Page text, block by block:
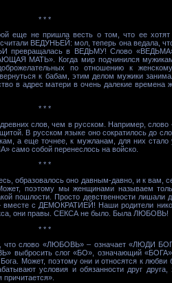
* * *
еще не пришла весть о том, что ее
ВЕДУНЬЕЙ: мол, теперь она ведала,
превращалась в ВЕДЬМУ! Слово
МАТЬ». Когда мир подчинился
по отношению к
к бабам, этим делом мужики
в адрес матери в очень далекие времена
* * *
слов, чем в русском. Например,
В русском языке оно сократилось до
а еще точнее, к мужланам, для них стало
само собой перенеслось на войско.
* * *
образовалось оно давным-давно, и к вам,
поэтому мы женщинами называем
пошлости. Просто девственности
с ДЕМОКРАТИЕЙ! Наши родители
они правы. СЕКСА не было. Была ЛЮБОВЬ!
* * *
что слово «ЛЮБОВЬ» – означает
слог «БО», означающий
Может, поэтому они и относятся к
условия и обязанности друг